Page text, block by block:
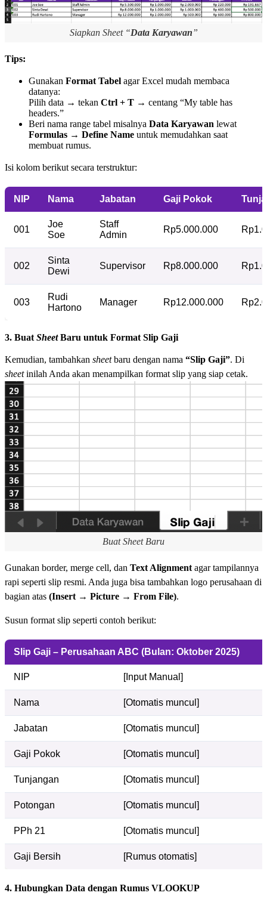
Siapkan Sheet “Data Karyawan”
Tips:
Gunakan Format Tabel agar Excel mudah membaca
datanya:
Pilih data → tekan Ctrl + T → centang “My table has
headers.”
Beri nama range tabel misalnya Data Karyawan lewat
Formulas → Define Name untuk memudahkan saat
membuat rumus.
Isi kolom berikut secara terstruktur:
NIP Nama Jabatan Gaji Pokok
001
Joe
Soe
Staff
Admin
Rp5.000.000
002
Sinta
Dewi
Supervisor Rp8.000.000
003
Rudi
Hartono
Manager Rp12.000.000
3. Buat SheetBaru untuk Format Slip Gaji
Kemudian, tambahkan sheetbaru dengan nama “Slip Gaji”. Di
sheetinilah Anda akan menampilkan format slip yang siap cetak.
Buat Sheet Baru
Gunakan border, merge cell, dan Text Alignment agar tampilannya
rapi seperti slip resmi. Anda juga bisa tambahkan logo perusahaan di
bagian atas (Insert → Picture → From File).
Susun format slip seperti contoh berikut:
Slip Gaji – Perusahaan ABC (Bulan: Oktober 2025)
NIP [Input Manual]
Nama [Otomatis muncul]
Jabatan [Otomatis muncul]
Gaji Pokok [Otomatis muncul]
Tunjangan [Otomatis muncul]
Potongan [Otomatis muncul]
PPh 21 [Otomatis muncul]
Gaji Bersih [Rumus otomatis]
4. Hubungkan Data dengan Rumus VLOOKUP